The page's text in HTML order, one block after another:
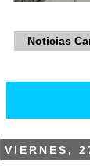
Noticias
VIERNES,